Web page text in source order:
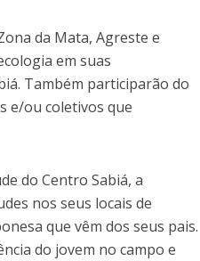
da Mata, Agreste e
em suas
Também participarão do
e/ou coletivos que
do Centro Sabiá, a
nos seus locais de
que vêm dos seus pais.
do jovem no campo e